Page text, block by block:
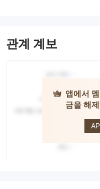
관계 계보
앱에서
금을 해